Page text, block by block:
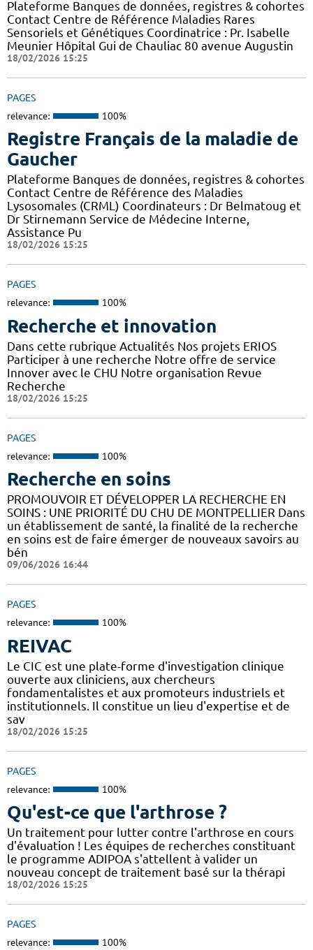
Plateforme Banques de données, registres & cohortes
Contact Centre de Référence Maladies Rares
Sensoriels et Génétiques Coordinatrice : Pr. Isabelle
Meunier Hôpital Gui de Chauliac 80 avenue Augustin
18/02/2026 15:25
PAGES
relevance: 100%
Registre Français de la maladie de
Gaucher
Plateforme Banques de données, registres & cohortes
Contact Centre de Référence des Maladies
Lysosomales (CRML) Coordinateurs : Dr Belmatoug et
Dr Stirnemann Service de Médecine Interne,
Assistance Pu
18/02/2026 15:25
PAGES
relevance: 100%
Recherche et innovation
Dans cette rubrique Actualités Nos projets ERIOS
Participer à une recherche Notre offre de service
Innover avec le CHU Notre organisation Revue
Recherche
18/02/2026 15:25
PAGES
relevance: 100%
Recherche en soins
PROMOUVOIR ET DÉVELOPPER LA RECHERCHE EN
SOINS : UNE PRIORITÉ DU CHU DE MONTPELLIER Dans
un établissement de santé, la finalité de la recherche
en soins est de faire émerger de nouveaux savoirs au
bén
09/06/2026 16:44
PAGES
relevance: 100%
REIVAC
Le CIC est une plate-forme d'investigation clinique
ouverte aux cliniciens, aux chercheurs
fondamentalistes et aux promoteurs industriels et
institutionnels. Il constitue un lieu d'expertise et de
sav
18/02/2026 15:25
PAGES
relevance: 100%
Qu'est-ce que l'arthrose ?
Un traitement pour lutter contre l'arthrose en cours
d'évaluation ! Les équipes de recherches constituant
le programme ADIPOA s'attellent à valider un
nouveau concept de traitement basé sur la thérapi
18/02/2026 15:25
PAGES
relevance: 100%